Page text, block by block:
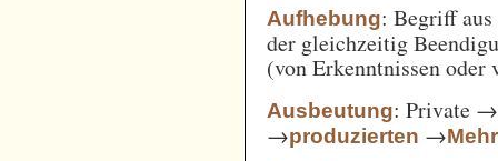
Aufhebung: Begriff
der gleichzeitig
(von Erkenntnissen
Ausbeutung: Private →
→produzierten →